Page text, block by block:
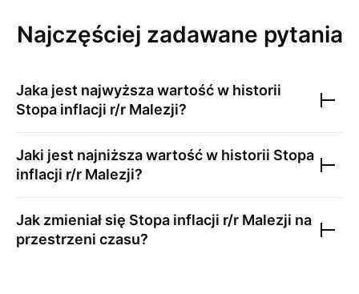
Najczęściej zadawane pytania
Jaka jest najwyższa wartość w historii
Stopa inflacji r/r Malezji?
Jaki jest najniższa wartość w historii Stopa
inflacji r/r Malezji?
Jak zmieniał się Stopa inflacji r/r Malezji na
przestrzeni czasu?